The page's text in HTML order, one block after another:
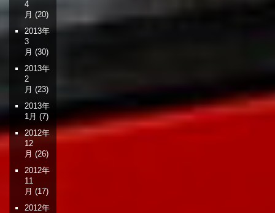
4
月 (20)
2013年
3
月 (30)
2013年
2
月 (23)
2013年
1月 (7)
2012年
12
月 (26)
2012年
11
月 (17)
2012年